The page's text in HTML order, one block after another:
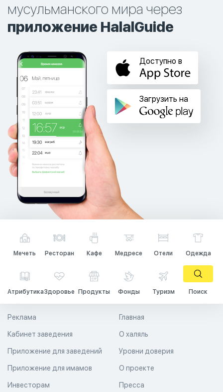
мусульманского мира через
приложение HalalGuide
Доступно в
Загрузить на
Мечеть Ресторан Кафе Медресе Отели Одежда
АтрибутикаЗдоровье Продукты Фонды Туризм Поиск
Главная
О халяль
Уровни доверия
Реклама
Кабинет заведения
Приложение для заведений
Приложение для имамов О проекте
Пресса
Инвесторам